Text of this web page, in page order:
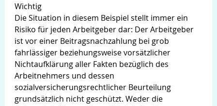
Wichtig
Die Situation in diesem Beispiel stellt immer ein
Risiko für jeden Arbeitgeber dar: Der Arbeitgeber
ist vor einer Beitragsnachzahlung bei grob
fahrlässiger beziehungsweise vorsätzlicher
Nichtaufklärung aller Fakten bezüglich des
Arbeitnehmers und dessen
sozialversicherungsrechtlicher Beurteilung
grundsätzlich nicht geschützt. Weder die